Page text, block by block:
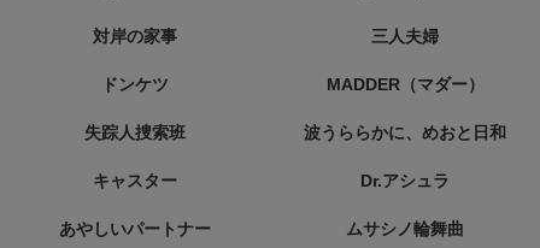
対岸の家事 三人夫婦
ドンケツ MADDER（マダー）
失踪人捜索班 波うららかに、めおと日和
キャスター Dr.アシュラ
あやしいパートナー ムサシノ輪舞曲